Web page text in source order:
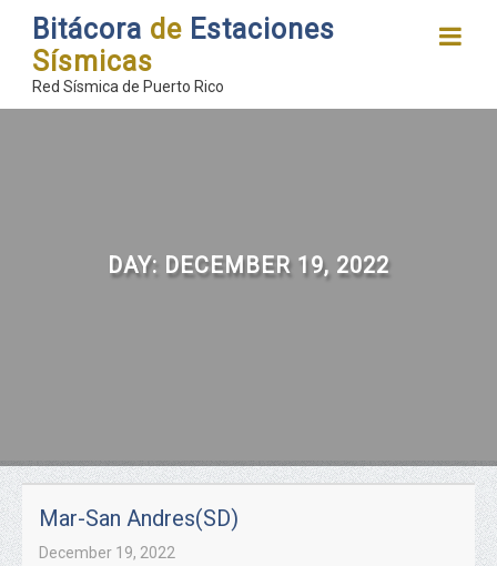
Bitácora de Estaciones
Sísmicas
Red Sísmica de Puerto Rico
DAY: DECEMBER 19, 2022
Mar-San Andres(SD)
December 19, 2022